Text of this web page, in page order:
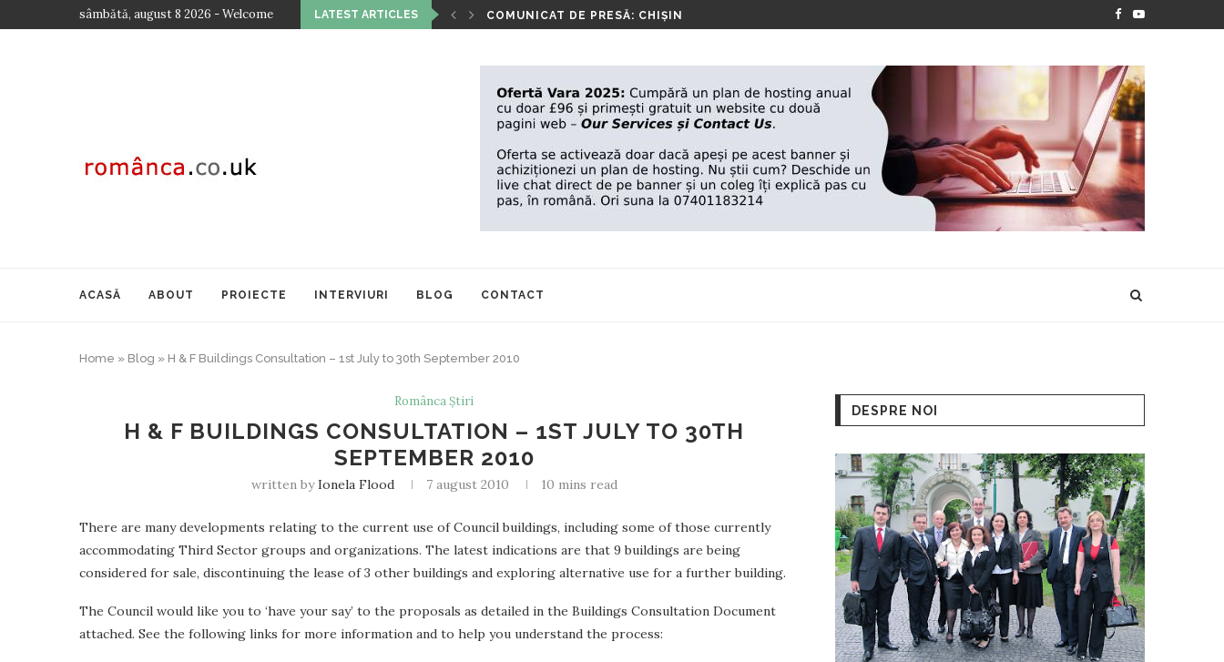
sâmbătă, august 8 2026 - Welcome LATEST ARTICLES
TOAMNA CULTURALĂ ROMÂNEASCĂ LA VIENA – EDIȚIA A... COMUNICAT DE PRESĂ: CHIȘINĂU, 3 OCTOMBRIE 2025 ‘’ANOTIMPURILE VIETII’’- EXPOZIȚIA DE PICTURĂ A
ACASĂ ABOUT PROIECTE INTERVIURI BLOG CONTACT
Home » Blog » H & F Buildings Consultation – 1st July to 30th September 2010
Românca Știri
H & F BUILDINGS CONSULTATION – 1ST JULY TO 30TH
SEPTEMBER 2010
written byIonela Flood 7 august 2010 10 mins read
There are many developments relating to the current use of Council buildings, including some of those currently
accommodating Third Sector groups and organizations. The latest indications are that 9 buildings are being
considered for sale, discontinuing the lease of 3 other buildings and exploring alternative use for a further building.
The Council would like you to ‘have your say’ to the proposals as detailed in the Buildings Consultation Document
attached. See the following links for more information and to help you understand the process:
DESPRE NOI